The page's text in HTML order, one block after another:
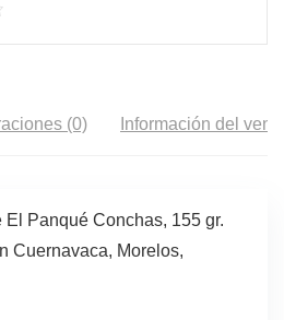
(0) Información del
Panqué Conchas, 155 gr.
Cuernavaca, Morelos,